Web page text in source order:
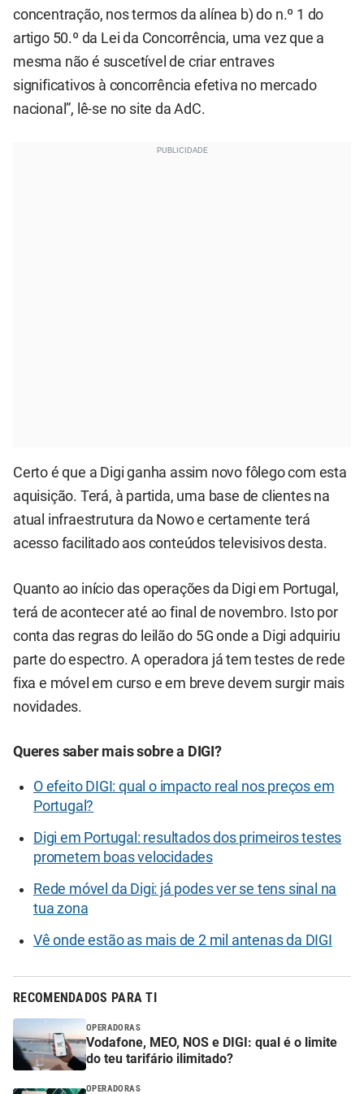
concentração, nos termos da alínea b) do n.º 1 do
artigo 50.º da Lei da Concorrência, uma vez que a
mesma não é suscetível de criar entraves
significativos à concorrência efetiva no mercado
nacional”, lê-se no site da AdC.
Certo é que a Digi ganha assim novo fôlego com esta
aquisição. Terá, à partida, uma base de clientes na
atual infraestrutura da Nowo e certamente terá
acesso facilitado aos conteúdos televisivos desta.
Quanto ao início das operações da Digi em Portugal,
terá de acontecer até ao final de novembro. Isto por
conta das regras do leilão do 5G onde a Digi adquiriu
parte do espectro. A operadora já tem testes de rede
fixa e móvel em curso e em breve devem surgir mais
novidades.
Queres saber mais sobre a DIGI?
O efeito DIGI: qual o impacto real nos preços em
Portugal?
Digi em Portugal: resultados dos primeiros testes
prometem boas velocidades
Rede móvel da Digi: já podes ver se tens sinal na
tua zona
Vê onde estão as mais de 2 mil antenas da DIGI
RECOMENDADOS PARA TI
OPERADORAS
Vodafone, MEO, NOS e DIGI: qual é o limite
do teu tarifário ilimitado?
OPERADORAS